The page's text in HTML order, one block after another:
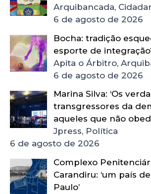
Arquibancada,
6 de agosto de 2026
Bocha: tradição
esporte de
Apita o Árbitro,
6 de agosto de 2026
Marina Silva: ‘Os
transgressores da
aqueles que não
Jpress, Política
6 de agosto de 2026
Complexo
Carandiru: ‘um país
Paulo’